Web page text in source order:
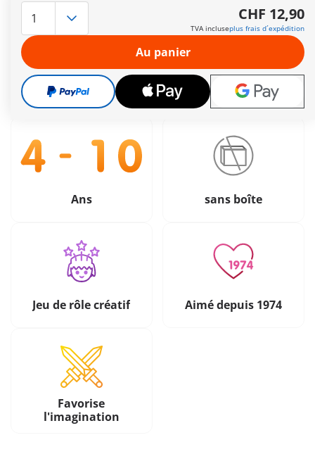
Le délai de livraison est actuellement de 3 à 6 jours
ouvrable
Livraison gratuite à partir de CHF 99
CHF 12,90
TVA incluseplus frais d´expédition
CHF 12,90
TVA incluseplus frais d´expédition
Au panier
Ans sans boîte
Jeu de rôle créatif Aimé depuis 1974
Favorise
l'imagination